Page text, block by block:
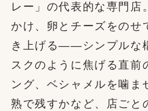
レー」の代表的な専門店
かけ、卵とチーズをのせ
き上げる——シンプルな
スクのように焦げる直前
ング、ベシャメルを噛ま
熟で残すかなど、店ごと